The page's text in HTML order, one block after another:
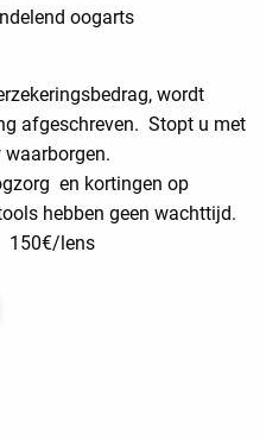
oogarts
wordt
afgeschreven. Stopt u met
waarborgen.
en kortingen op
hebben geen wachttijd.
150€/lens